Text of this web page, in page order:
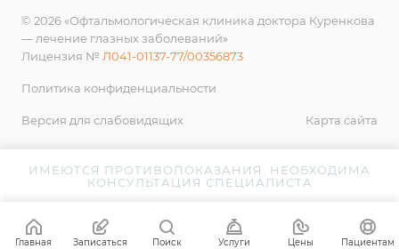
© 2026 «Офтальмологическая клиника доктора Куренкова
— лечение глазных заболеваний»
Лицензия № Л041-01137-77/00356873
Политика конфиденциальности
Версия для слабовидящих Карта сайта
ИМЕЮТСЯ ПРОТИВОПОКАЗАНИЯ. НЕОБХОДИМА
КОНСУЛЬТАЦИЯ СПЕЦИАЛИСТА
Главная Записаться Поиск Услуги Цены Пациентам